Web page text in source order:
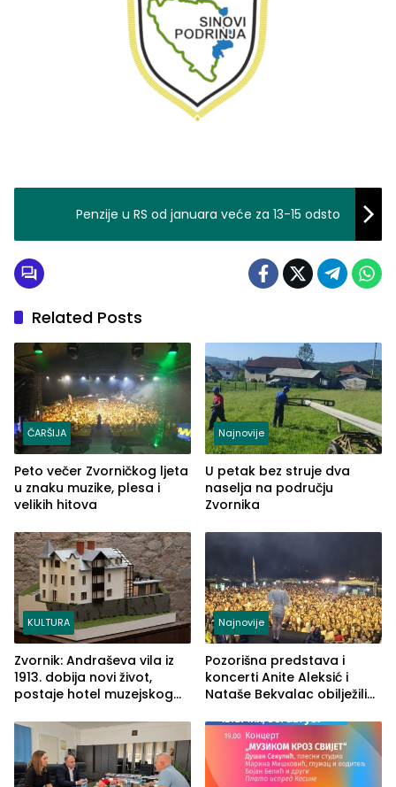
Penzije u RS od januara veće za 13-15 odsto
Related Posts
ČARŠIJA
Peto večer Zvorničkog ljeta
u znaku muzike, plesa i
velikih hitova
Najnovije
U petak bez struje dva
naselja na području
Zvornika
KULTURA
Zvornik: Andraševa vila iz
1913. dobija novi život,
postaje hotel muzejskog
Najnovije
Pozorišna predstava i
koncerti Anite Aleksić i
Nataše Bekvalac obilježili
ljeta (FOTO)